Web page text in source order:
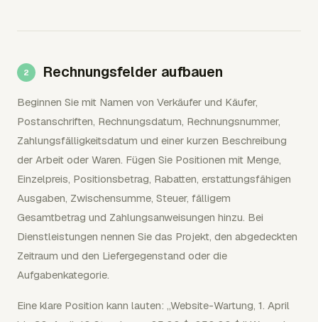
Rechnungsfelder aufbauen
Beginnen Sie mit Namen von Verkäufer und Käufer,
Postanschriften, Rechnungsdatum, Rechnungsnummer,
Zahlungsfälligkeitsdatum und einer kurzen Beschreibung
der Arbeit oder Waren. Fügen Sie Positionen mit Menge,
Einzelpreis, Positionsbetrag, Rabatten, erstattungsfähigen
Ausgaben, Zwischensumme, Steuer, fälligem
Gesamtbetrag und Zahlungsanweisungen hinzu. Bei
Dienstleistungen nennen Sie das Projekt, den abgedeckten
Zeitraum und den Liefergegenstand oder die
Aufgabenkategorie.
Eine klare Position kann lauten: „Website-Wartung, 1. April